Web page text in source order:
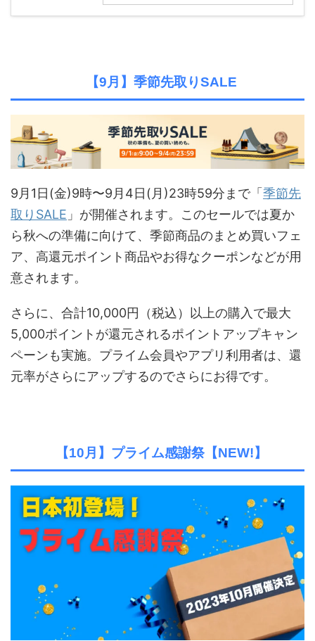
【9月】季節先取りSALE
9月1日(金)9時〜9月4日(月)23時59分まで「 季節先
取りSALE 」が開催されます。このセールでは夏か
ら秋への準備に向けて、季節商品のまとめ買いフェ
ア、高還元ポイント商品やお得なクーポンなどが用
意されます。
さらに、合計10,000円（税込）以上の購入で最大
5,000ポイントが還元されるポイントアップキャン
ペーンも実施。プライム会員やアプリ利用者は、還
元率がさらにアップするのでさらにお得です。
【10月】プライム感謝祭【NEW!】